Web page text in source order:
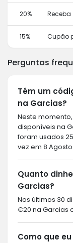
20%
15% Cupão
Perguntas
Têm um
na Garcias?
Neste
disponíveis na
foram usados
vez em 8
Quanto
Garcias?
Nos últimos 30
€20 na Garcias
Como que